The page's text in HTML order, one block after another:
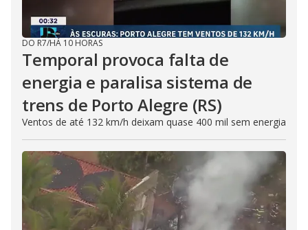
DO R7/HÁ 10 HORAS
Temporal provoca falta de
energia e paralisa sistema de
trens de Porto Alegre (RS)
Ventos de até 132 km/h deixam quase 400 mil sem energia